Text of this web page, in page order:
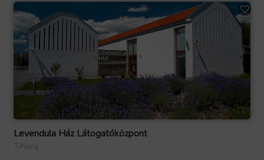
Levendula Ház Látogatóközpont
Tihany